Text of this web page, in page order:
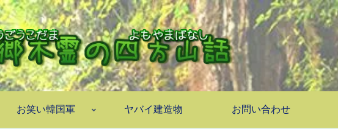
お笑い韓国軍 ヤバイ建造物 お問い合わせ